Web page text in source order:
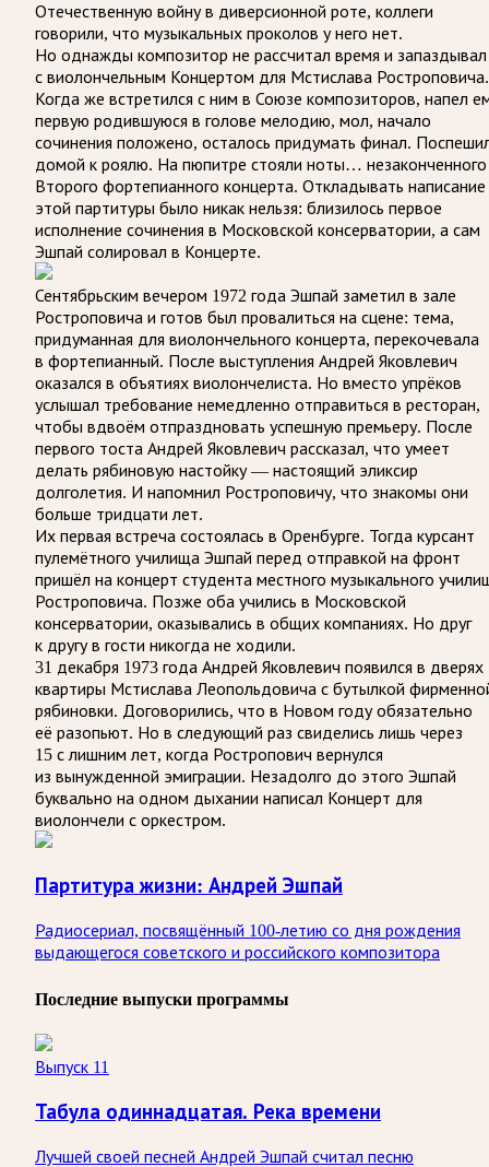
Отечественную войну в диверсионной роте, коллеги
говорили, что музыкальных проколов у него нет.
Но однажды композитор не рассчитал время и запаздывал
с виолончельным Концертом для Мстислава Ростроповича.
Когда же встретился с ним в Союзе композиторов, напел
первую родившуюся в голове мелодию, мол, начало
сочинения положено, осталось придумать финал.
домой к роялю. На пюпитре стояли ноты… незаконченного
Второго фортепианного концерта. Откладывать написание
этой партитуры было никак нельзя: близилось первое
исполнение сочинения в Московской консерватории, а сам
Эшпай солировал в Концерте.
Сентябрьским вечером 1972 года Эшпай заметил в зале
Ростроповича и готов был провалиться на сцене: тема,
придуманная для виолончельного концерта, перекочевала
в фортепианный. После выступления Андрей Яковлевич
оказался в объятиях виолончелиста. Но вместо упрёков
услышал требование немедленно отправиться в ресторан,
чтобы вдвоём отпраздновать успешную премьеру. После
первого тоста Андрей Яковлевич рассказал, что умеет
делать рябиновую настойку — настоящий эликсир
долголетия. И напомнил Ростроповичу, что знакомы они
больше тридцати лет.
Их первая встреча состоялась в Оренбурге. Тогда курсант
пулемётного училища Эшпай перед отправкой на фронт
пришёл на концерт студента местного музыкального
Ростроповича. Позже оба учились в Московской
консерватории, оказывались в общих компаниях. Но друг
к другу в гости никогда не ходили.
31 декабря 1973 года Андрей Яковлевич появился в дверях
квартиры Мстислава Леопольдовича с бутылкой
рябиновки. Договорились, что в Новом году обязательно
её разопьют. Но в следующий раз свиделись лишь через
15 с лишним лет, когда Ростропович вернулся
из вынужденной эмиграции. Незадолго до этого Эшпай
буквально на одном дыхании написал Концерт для
виолончели с оркестром.
Партитура жизни: Андрей Эшпай
Радиосериал, посвящённый 100-летию со дня рождения
выдающегося советского и российского композитора
Последние выпуски программы
Выпуск 11
Табула одиннадцатая. Река времени
Лучшей своей песней Андрей Эшпай считал песню